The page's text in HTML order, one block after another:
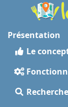
Présentation
Le